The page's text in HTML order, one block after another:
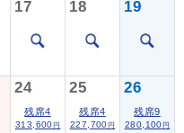
17 18 19
24
残席4
313,600 円
25
残席4
227,700 円
26
残席9
280,100 円